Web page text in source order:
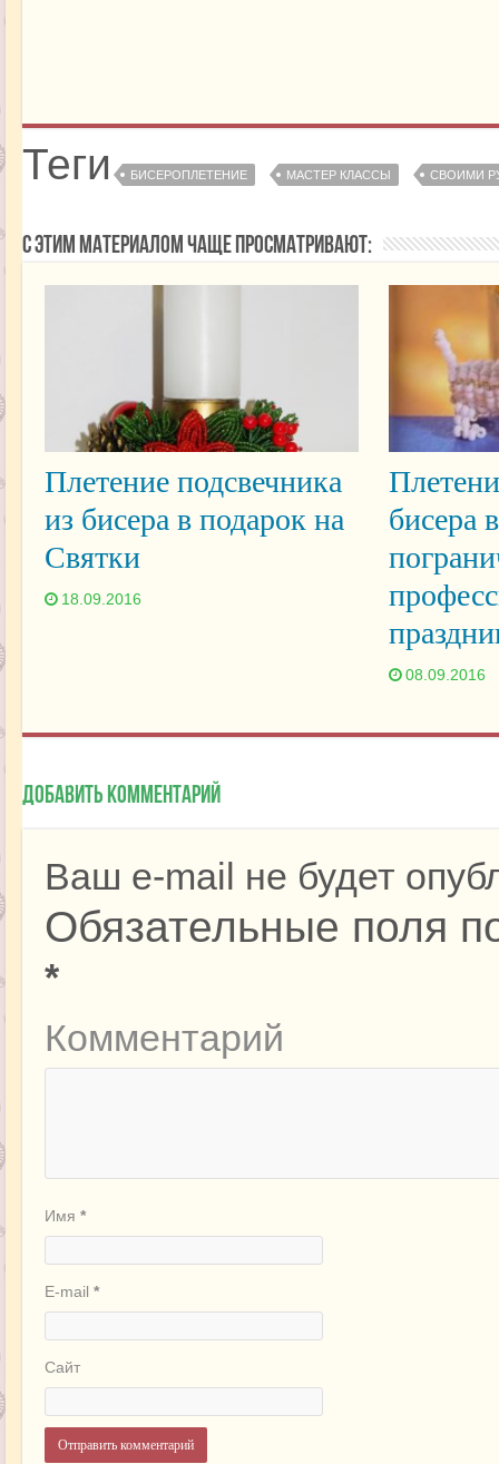
Теги БИСЕРОПЛЕТЕНИЕ МАСТЕР КЛАССЫ СВОИМИ
С этим материалом чаще просматривают:
Плетение подсвечника
из бисера в подарок на
Святки
18.09.2016
бисера
08.09.2016
Добавить комментарий
Ваш e-mail не будет
Обязательные поля
*
Комментарий
Имя *
E-mail *
Сайт